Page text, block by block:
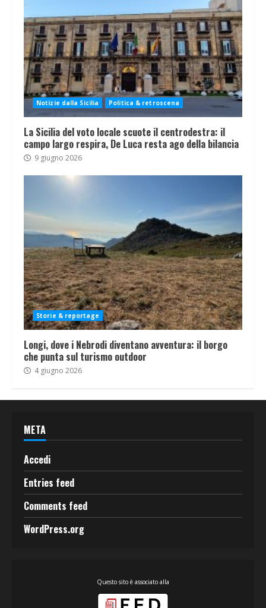
Notizie dalla Sicilia Politica & retroscena
La Sicilia del voto locale scuote il centrodestra: il
campo largo respira, De Luca resta ago della bilancia
9 giugno 2026
Storie & reportage
Longi, dove i Nebrodi diventano avventura: il borgo
che punta sul turismo outdoor
4 giugno 2026
META
Accedi
Entries feed
Comments feed
WordPress.org
Questo sito è associato alla